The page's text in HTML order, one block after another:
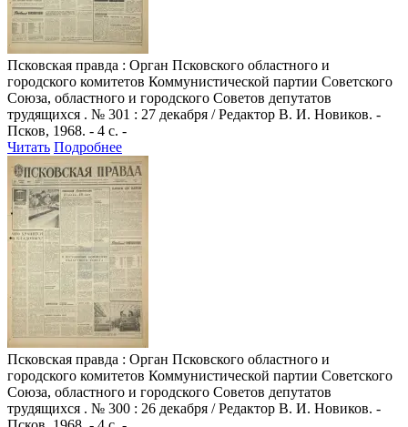
Псковская правда : Орган Псковского областного и
городского комитетов Коммунистической партии Советского
Союза, областного и городского Советов депутатов
трудящихся . № 301 : 27 декабря / Редактор В. И. Новиков. -
Псков, 1968. - 4 с. -
Читать Подробнее
Псковская правда : Орган Псковского областного и
городского комитетов Коммунистической партии Советского
Союза, областного и городского Советов депутатов
трудящихся . № 300 : 26 декабря / Редактор В. И. Новиков. -